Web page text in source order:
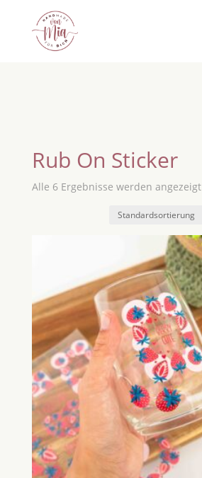
Rub On Sticker
Alle 6 Ergebnisse werden angezeigt